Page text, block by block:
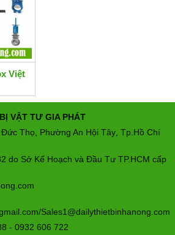
Việt
VẬT TƯ GIA PHÁT
Thọ, Phường An Hội Tây Tp.Hồ Chí
do Sở Kế Hoạch và Đầu Tư TP.HCM cấp
Sales1@dailythietbinhanong.com
- 0932 606 722